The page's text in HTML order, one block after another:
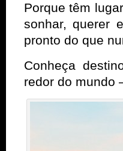
Porque têm
sonhar, querer
pronto do que
Conheça
redor do mundo